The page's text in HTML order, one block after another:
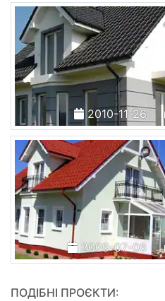
2010-11-26
2009-07-06
ПОДІБНІ ПРОЄКТИ: